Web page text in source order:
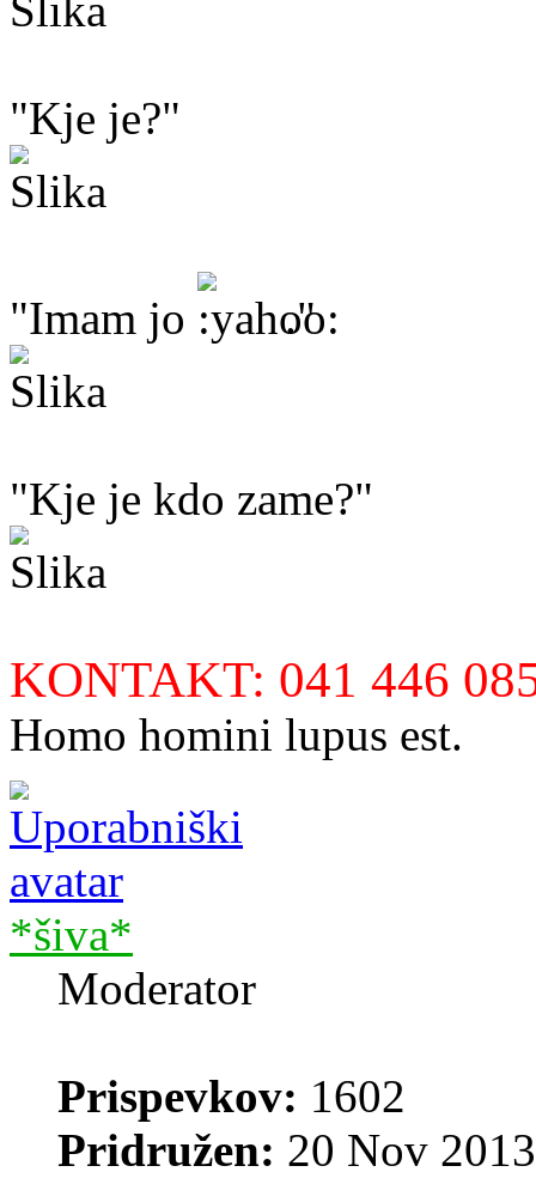
"Kje je?"
"Imam jo ."
"Kje je kdo zame?"
KONTAKT: 041 446
Homo homini lupus est.
*šiva*
Moderator
Prispevkov: 1602
Pridružen: 20 Nov